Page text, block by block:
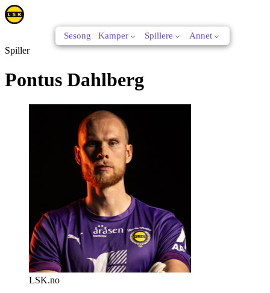
Sesong Kamper Spillere Annet
Spiller
Pontus Dahlberg
LSK.no